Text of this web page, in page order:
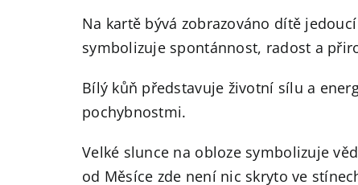
Na kartě bývá zobrazováno dítě
symbolizuje spontánnost, radost a
Bílý kůň představuje životní sílu a
pochybnostmi.
Velké slunce na obloze symbolizuje
od Měsíce zde není nic skryto ve